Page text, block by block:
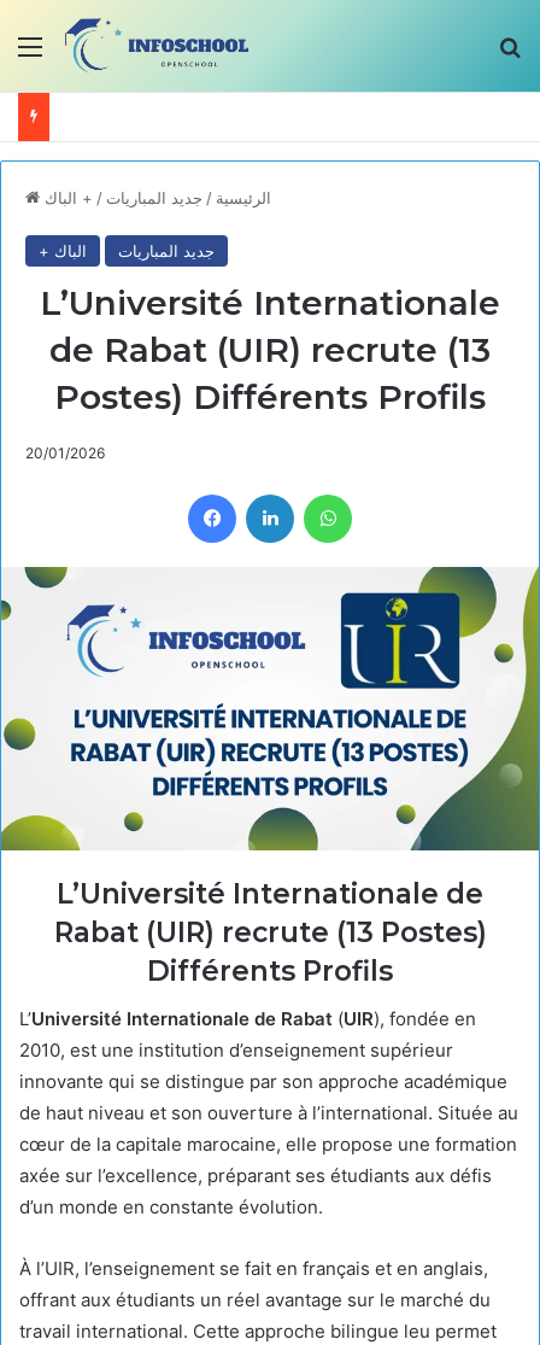
Menu
الرئيسية / جديد المباريات / + الباك
+ الباك جديد المباريات
L’Université Internationale
de Rabat (UIR) recrute (13
Postes) Différents Profils
20/01/2026
L’Université Internationale de
Rabat (UIR) recrute (13 Postes)
Différents Profils
L’Université Internationale de Rabat (UIR), fondée en
2010, est une institution d’enseignement supérieur
innovante qui se distingue par son approche académique
de haut niveau et son ouverture à l’international. Située au
cœur de la capitale marocaine, elle propose une formation
axée sur l’excellence, préparant ses étudiants aux défis
d’un monde en constante évolution.
À l’UIR, l’enseignement se fait en français et en anglais,
offrant aux étudiants un réel avantage sur le marché du
travail international. Cette approche bilingue leu permet